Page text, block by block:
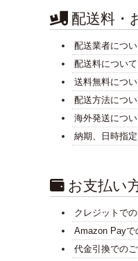
配送料・
配送業者につ
配送料について
送料無料につ
配送方法につ
海外発送につ
納期、日時指
お支払い
クレジットで
Amazon Payで
代金引換での